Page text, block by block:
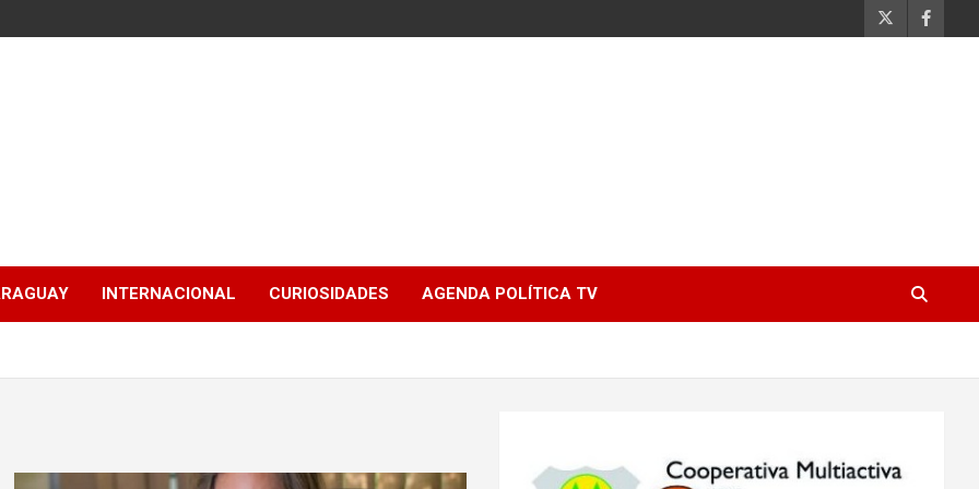
INTERNACIONAL CURIOSIDADES AGENDA POLÍTICA TV